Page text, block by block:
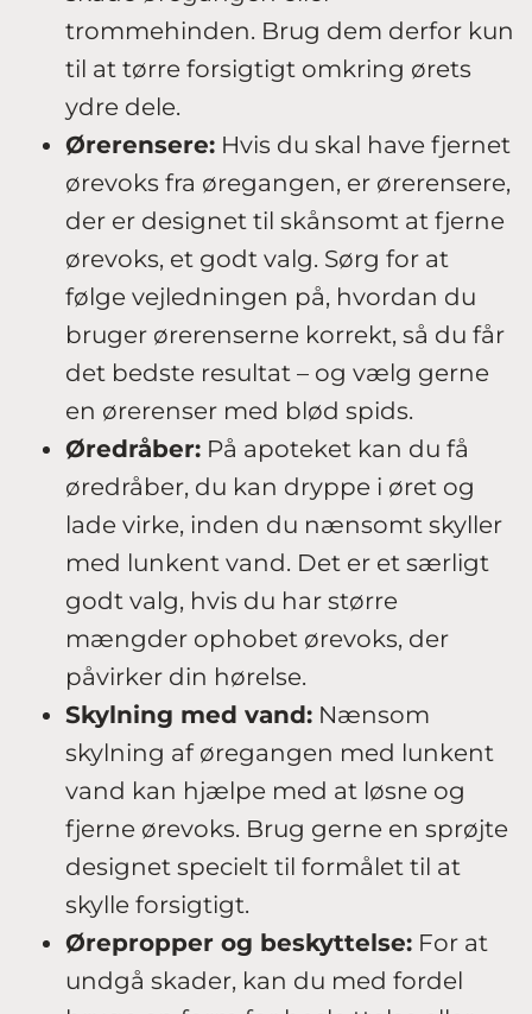
trommehinden. Brug dem derfor kun
til at tørre forsigtigt omkring ørets
ydre dele.
Ørerensere: Hvis du skal have fjernet
ørevoks fra øregangen, er ørerensere,
der er designet til skånsomt at fjerne
ørevoks, et godt valg. Sørg for at
følge vejledningen på, hvordan du
bruger ørerenserne korrekt, så du får
det bedste resultat – og vælg gerne
en ørerenser med blød spids.
Øredråber: På apoteket kan du få
øredråber, du kan dryppe i øret og
lade virke, inden du nænsomt skyller
med lunkent vand. Det er et særligt
godt valg, hvis du har større
mængder ophobet ørevoks, der
påvirker din hørelse.
Skylning med vand: Nænsom
skylning af øregangen med lunkent
vand kan hjælpe med at løsne og
fjerne ørevoks. Brug gerne en sprøjte
designet specielt til formålet til at
skylle forsigtigt.
Ørepropper og beskyttelse: For at
undgå skader, kan du med fordel